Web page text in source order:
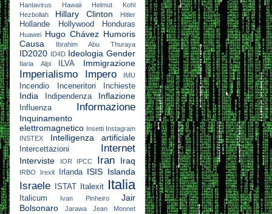
Hantavirus Hawaii
Helmut Kohl
Hezbollah
Hillary Clinton Hitler
Hollande Hollywood Honduras
Huawei Hugo Chávez Humoris
Causa
Ibrahim Abu Thuraya
ID2020 ID4D Ideologia Gender
Ilaria Alpi ILVA Immigrazione
Imperialismo Impero IMU
Incendio Inceneritori Inchieste
India Indipendenza Inflazione
Influenza Informazione
Inquinamento
elettromagnetico Insetti Instagram
INSTEX
Intelligenza artificiale
Intercettazioni Internet
Interviste IOR IPCC Iran Iraq
IRBO Irexit Irlanda ISIS Islanda
Israele ISTAT Italexit Italia
Italicum Ivan Pinheiro
Jair
Bolsonaro
Jarawa
Jean Monnet